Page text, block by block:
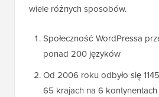
wiele różnych sposobów.
Społeczność WordPressa
ponad 200 języków
Od 2006 roku odbyło się
65 krajach na 6 kontynentach